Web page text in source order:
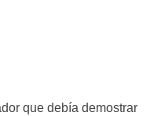
que debía demostrar